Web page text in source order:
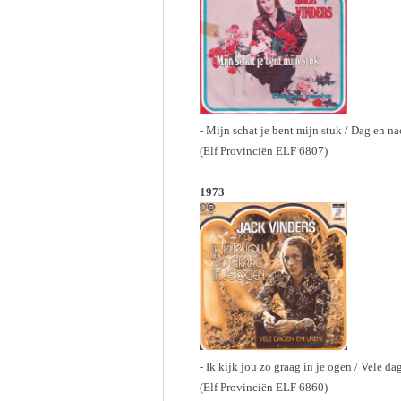
- Mijn schat je bent mijn stuk / Dag en
(Elf Provinciën ELF 6807)
1973
- Ik kijk jou zo graag in je ogen / Vele
(Elf Provinciën ELF 6860)